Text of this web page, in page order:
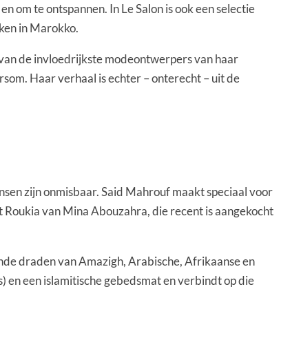
om te ontspannen. In Le Salon is ook een selectie
in Marokko.
de invloedrijkste modeontwerpers van haar
Haar verhaal is echter – onterecht – uit de
zijn onmisbaar. Said Mahrouf maakt speciaal voor
van Mina Abouzahra, die recent is aangekocht
draden van Amazigh, Arabische, Afrikaanse en
en een islamitische gebedsmat en verbindt op die